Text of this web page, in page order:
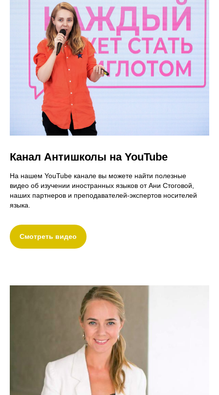
Канал Антишколы на YouTube
На нашем YouTube канале вы можете найти полезные
видео об изучении иностранных языков от Ани Стоговой,
наших партнеров и преподавателей-экспертов носителей
языка.
Смотреть видео